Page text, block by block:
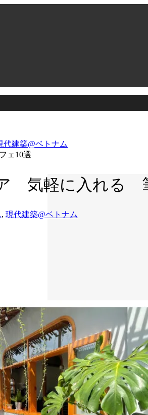
代建築@ベトナム
ェ10選
気軽に入れる
, 現代建築@ベトナム